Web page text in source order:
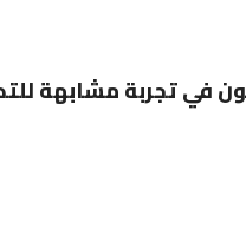
في تجربة مشابهة